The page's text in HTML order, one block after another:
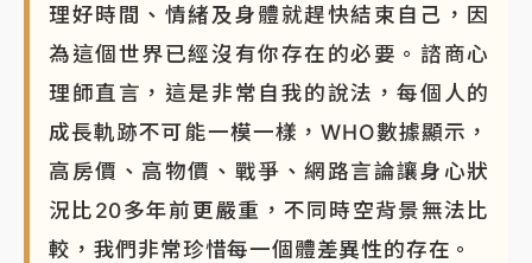
理好時間、情緒及身體就趕快結束自己，因
為這個世界已經沒有你存在的必要。諮商心
理師直言，這是非常自我的說法，每個人的
成長軌跡不可能一模一樣，WHO數據顯示，
高房價、高物價、戰爭、網路言論讓身心狀
況比20多年前更嚴重，不同時空背景無法比
較，我們非常珍惜每一個體差異性的存在。